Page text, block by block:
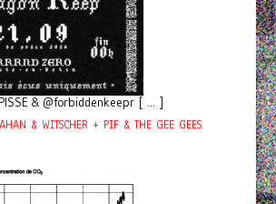
& @forbiddenkeepr [ ... ]
& WITSCHER + PIF & THE GEE GEES